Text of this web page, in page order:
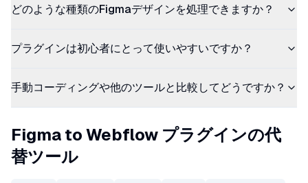
どのような種類のFigmaデザインを処理できますか？
プラグインは初心者にとって使いやすいですか？
手動コーディングや他のツールと比較してどうですか？
Figma to Webflow プラグインの代
替ツール